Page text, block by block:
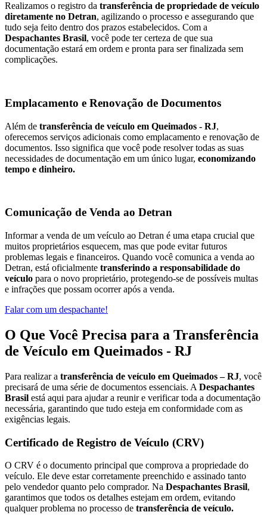
Realizamos o registro da transferência de propriedade de veículo
diretamente no Detran, agilizando o processo e assegurando que
tudo seja feito dentro dos prazos estabelecidos. Com a
Despachantes Brasil, você pode ter certeza de que sua
documentação estará em ordem e pronta para ser finalizada sem
complicações.
Emplacamento e Renovação de Documentos
Além de transferência de veículo em Queimados - RJ,
oferecemos serviços adicionais como emplacamento e renovação de
documentos. Isso significa que você pode resolver todas as suas
necessidades de documentação em um único lugar, economizando
tempo e dinheiro.
Comunicação de Venda ao Detran
Informar a venda de um veículo ao Detran é uma etapa crucial que
muitos proprietários esquecem, mas que pode evitar futuros
problemas legais e financeiros. Quando você comunica a venda ao
Detran, está oficialmente transferindo a responsabilidade do
veículo para o novo proprietário, protegendo-se de possíveis multas
e infrações que possam ocorrer após a venda.
Falar com um despachante!
O Que Você Precisa para a Transferência
de Veículo em Queimados - RJ
Para realizar a transferência de veículo em Queimados – RJ, você
precisará de uma série de documentos essenciais. A Despachantes
Brasil está aqui para ajudar a reunir e verificar toda a documentação
necessária, garantindo que tudo esteja em conformidade com as
exigências legais.
Certificado de Registro de Veículo (CRV)
O CRV é o documento principal que comprova a propriedade do
veículo. Ele deve estar corretamente preenchido e assinado tanto
pelo vendedor quanto pelo comprador. Na Despachantes Brasil,
garantimos que todos os detalhes estejam em ordem, evitando
qualquer problema no processo de transferência de veículo.